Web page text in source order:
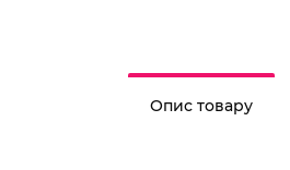
Опис товару